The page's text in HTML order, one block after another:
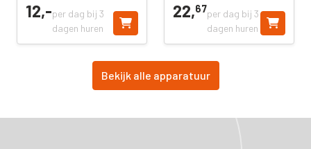
12,-per dag bij 3
dagen huren
22,67per dag bij 3
dagen huren
Bekijk alle apparatuur